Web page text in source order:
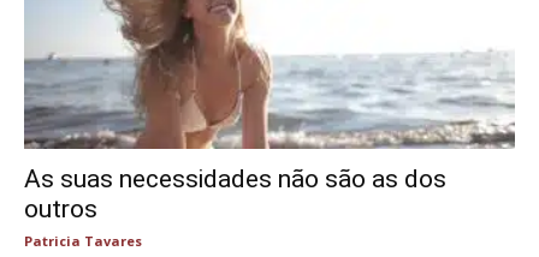
As suas necessidades não são as dos
outros
Patricia Tavares